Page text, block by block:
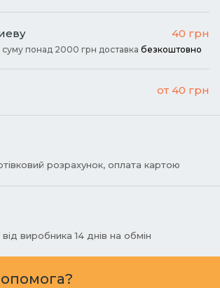
40 грн
понад 2000 грн доставка безкоштовно
от 40 грн
розрахунок, оплата картою
від виробника 14 днів на обмін